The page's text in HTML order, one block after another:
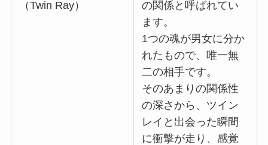
（Twin Ray）
の関係と呼ばれてい
ます。
1つの魂が男女に分か
れたもので、唯一無
二の相手です。
そのあまりの関係性
の深さから、ツイン
レイと出会った瞬間
に衝撃が走り、感覚